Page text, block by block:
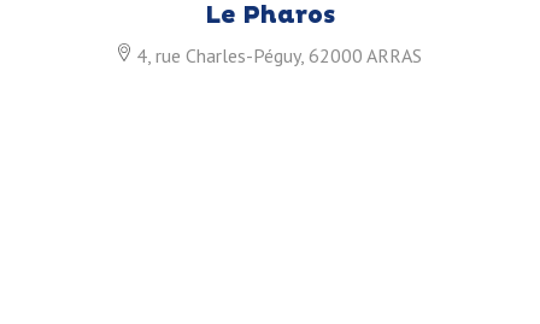
Le Pharos
4, rue Charles-Péguy, 62000 ARRAS